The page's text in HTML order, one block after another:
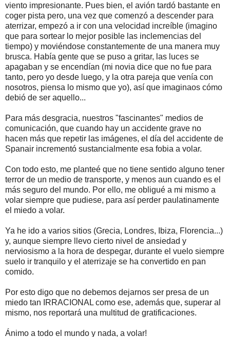
viento impresionante. Pues bien, el avión tardó bastante en
coger pista pero, una vez que comenzó a descender para
aterrizar, empezó a ir con una velocidad increíble (imagino
que para sortear lo mejor posible las inclemencias del
tiempo) y moviéndose constantemente de una manera muy
brusca. Había gente que se puso a gritar, las luces se
apagaban y se encendían (mi novia dice que no fue para
tanto, pero yo desde luego, y la otra pareja que venía con
nosotros, piensa lo mismo que yo), así que imaginaos cómo
debió de ser aquello...
Para más desgracia, nuestros "fascinantes" medios de
comunicación, que cuando hay un accidente grave no
hacen más que repetir las imágenes, el día del accidente de
Spanair incrementó sustancialmente esa fobia a volar.
Con todo esto, me planteé que no tiene sentido alguno tener
terror de un medio de transporte, y menos aun cuando es el
más seguro del mundo. Por ello, me obligué a mi mismo a
volar siempre que pudiese, para así perder paulatinamente
el miedo a volar.
Ya he ido a varios sitios (Grecia, Londres, Ibiza, Florencia...)
y, aunque siempre llevo cierto nivel de ansiedad y
nerviosismo a la hora de despegar, durante el vuelo siempre
suelo ir tranquilo y el aterrizaje se ha convertido en pan
comido.
Por esto digo que no debemos dejarnos ser presa de un
miedo tan IRRACIONAL como ese, además que, superar al
mismo, nos reportará una multitud de gratificaciones.
Ánimo a todo el mundo y nada, a volar!